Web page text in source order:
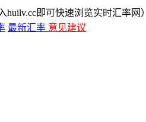
huilv.cc即可快速浏览实时汇率网）
最新汇率 意见建议